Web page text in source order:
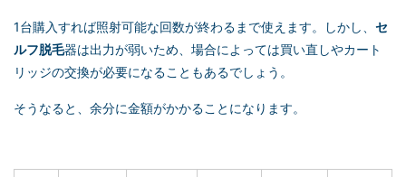
1台購入すれば照射可能な回数が終わるまで使えます。しかし、 セ
ルフ脱毛器は出力が弱いため、場合によっては買い直しやカート
リッジの交換が必要になることもあるでしょう。
そうなると、余分に金額がかかることになります。